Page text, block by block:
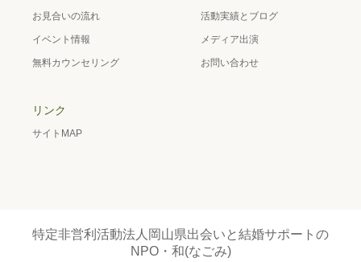
お見合いの流れ
イベント情報
無料カウンセリング
活動実績とブログ
メディア出演
お問い合わせ
リンク
サイトMAP
特定非営利活動法人岡山県出会いと結婚サポートの
NPO・和(なごみ)